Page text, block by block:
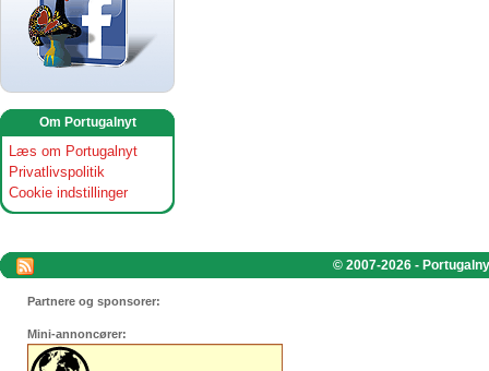
Om Portugalnyt
Læs om Portugalnyt
Privatlivspolitik
Cookie indstillinger
© 2007-2026 -
Partnere og sponsorer:
Mini-annoncører: